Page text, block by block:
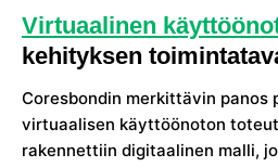
Virtuaalinen
kehityksen
Coresbondin merkittävin panos
virtuaalisen käyttöönoton
rakennettiin digitaalinen malli,